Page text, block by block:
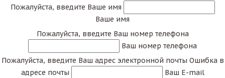
Пожалуйста, введите Ваше имя
Ваше имя
Пожалуйста, введите Ваш номер телефона
Ваш номер телефона
Пожалуйста, введите Ваш адрес электронной почты Ошибка в
адресе почты
Ваш E-mail